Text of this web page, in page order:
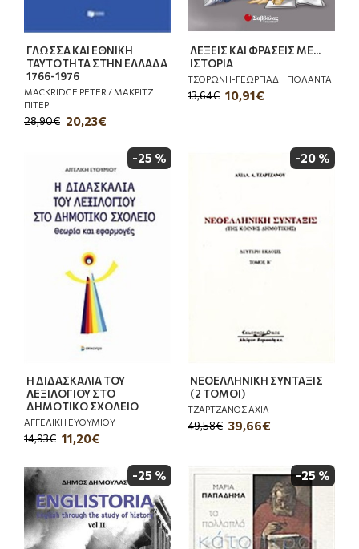
ΓΛΩΣΣΑ ΚΑΙ ΕΘΝΙΚΗ
ΤΑΥΤΟΤΗΤΑ ΣΤΗΝ ΕΛΛΑΔΑ
1766-1976
MACKRIDGE PETER / ΜΑΚΡΙΤΖ
ΠΙΤΕΡ
20,23€
28,90€
ΛΕΞΕΙΣ ΚΑΙ ΦΡΑΣΕΙΣ ΜΕ...
ΙΣΤΟΡΙΑ
ΤΣΟΡΩΝΗ-ΓΕΩΡΓΙΑΔΗ ΓΙΟΛΑΝΤΑ
10,91€
13,64€
-25 %
Η ΔΙΔΑΣΚΑΛΙΑ ΤΟΥ
ΛΕΞΙΛΟΓΙΟΥ ΣΤΟ
ΔΗΜΟΤΙΚΟ ΣΧΟΛΕΙΟ
ΑΓΓΕΛΙΚΗ ΕΥΘΥΜΙΟΥ
11,20€
14,93€
-20 %
ΝΕΟΕΛΛΗΝΙΚΗ ΣΥΝΤΑΞΙΣ
(2 ΤΟΜΟΙ)
ΤΖΑΡΤΖΑΝΟΣ ΑΧΙΛ
39,66€
49,58€
-25 % -25 %